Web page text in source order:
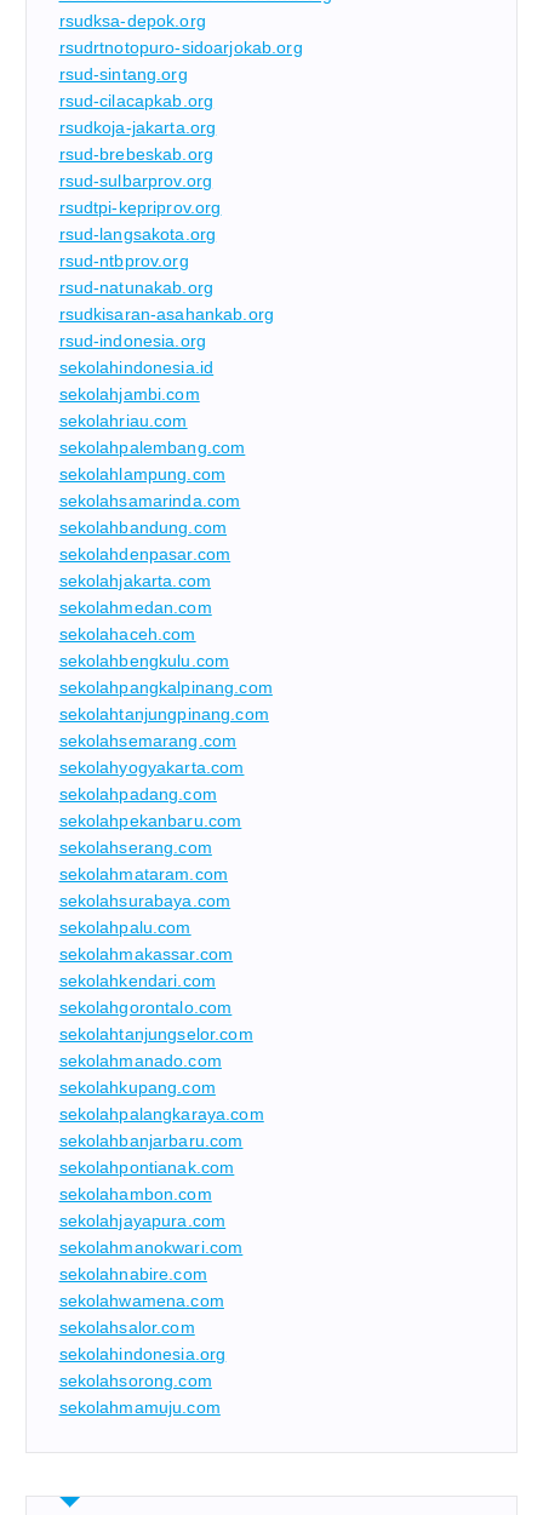
rsudksa-depok.org
rsudrtnotopuro-sidoarjokab.org
rsud-sintang.org
rsud-cilacapkab.org
rsudkoja-jakarta.org
rsud-brebeskab.org
rsud-sulbarprov.org
rsudtpi-kepriprov.org
rsud-langsakota.org
rsud-ntbprov.org
rsud-natunakab.org
rsudkisaran-asahankab.org
rsud-indonesia.org
sekolahindonesia.id
sekolahjambi.com
sekolahriau.com
sekolahpalembang.com
sekolahlampung.com
sekolahsamarinda.com
sekolahbandung.com
sekolahdenpasar.com
sekolahjakarta.com
sekolahmedan.com
sekolahaceh.com
sekolahbengkulu.com
sekolahpangkalpinang.com
sekolahtanjungpinang.com
sekolahsemarang.com
sekolahyogyakarta.com
sekolahpadang.com
sekolahpekanbaru.com
sekolahserang.com
sekolahmataram.com
sekolahsurabaya.com
sekolahpalu.com
sekolahmakassar.com
sekolahkendari.com
sekolahgorontalo.com
sekolahtanjungselor.com
sekolahmanado.com
sekolahkupang.com
sekolahpalangkaraya.com
sekolahbanjarbaru.com
sekolahpontianak.com
sekolahambon.com
sekolahjayapura.com
sekolahmanokwari.com
sekolahnabire.com
sekolahwamena.com
sekolahsalor.com
sekolahindonesia.org
sekolahsorong.com
sekolahmamuju.com